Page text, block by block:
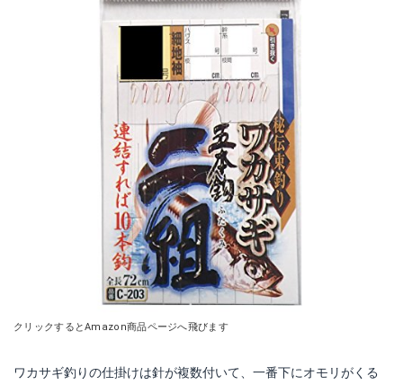
クリックするとAmazon商品ページへ飛びます
ワカサギ釣りの仕掛けは針が複数付いて、一番下にオモリがくる